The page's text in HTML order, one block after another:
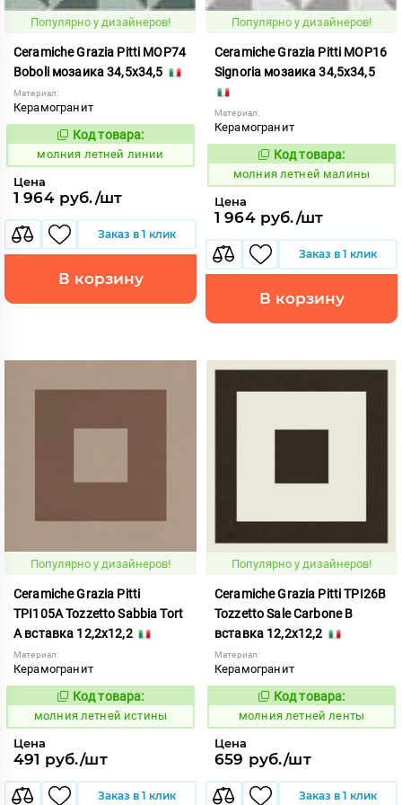
Популярно у дизайнеров!
Ceramiche Grazia Pitti MOP74
Boboli мозаика 34,5x34,5
Материал:
Керамогранит
1005919
Код товара:
молния летней линии
Цена
1 964 руб./шт
Заказ в 1 клик
В корзину
Популярно у дизайнеров!
Ceramiche Grazia Pitti MOP16
Signoria мозаика 34,5x34,5
Материал:
Керамогранит
1005921
Код товара:
молния летней малины
Цена
1 964 руб./шт
Заказ в 1 клик
В корзину
Популярно у дизайнеров!
Ceramiche Grazia Pitti
TPI105A Tozzetto Sabbia Tort
A вставка 12,2x12,2
Материал:
Керамогранит
1005911
Код товара:
молния летней истины
Цена
491 руб./шт
Заказ в 1 клик
Популярно у дизайнеров!
Ceramiche Grazia Pitti TPI26B
Tozzetto Sale Carbone B
вставка 12,2x12,2
Материал:
Керамогранит
1005918
Код товара:
молния летней ленты
Цена
659 руб./шт
Заказ в 1 клик